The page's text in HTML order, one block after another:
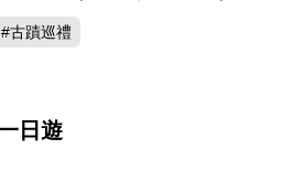
#古蹟巡禮
日遊